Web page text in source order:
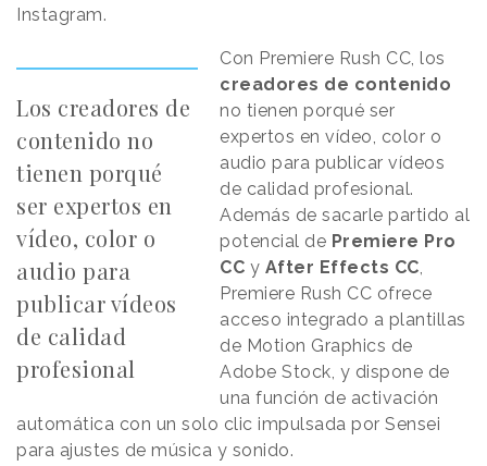
Instagram.
Los creadores de
contenido no
tienen porqué
ser expertos en
vídeo, color o
audio para
publicar vídeos
de calidad
profesional
Con Premiere Rush CC, los
creadores de contenido
no tienen porqué ser
expertos en vídeo, color o
audio para publicar vídeos
de calidad profesional.
Además de sacarle partido al
potencial de Premiere Pro
CC y After Effects CC
Premiere Rush CC ofrece
acceso integrado a plantillas
de Motion Graphics de
Adobe Stock, y dispone de
una función de activación
automática con un solo clic impulsada por Sensei
para ajustes de música y sonido.